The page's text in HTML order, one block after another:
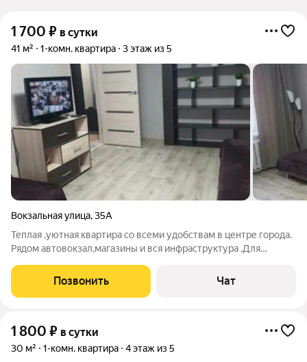
1 700 ₽ в сутки
41 м² 1-комн. квартира 3 этаж из 5
Вокзальная улица,35А
Теплая ,уютная квартира со всеми удобствам в центре города.
Рядом автовокзал,магазины и вся инфраструктура .Для
Заезд после 14 часов.Выезд до 12 часов.После 22 часов не
заселяем.Гостей примем
Позвонить Чат
1 800 ₽ в сутки
30 м² 1-комн. квартира 4 этаж из 5